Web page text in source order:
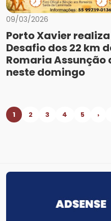
09/03/2026
Porto Xavier
Desafio dos 22 km
Romaria Assunção
neste domingo
1 2 3 4 5 ›